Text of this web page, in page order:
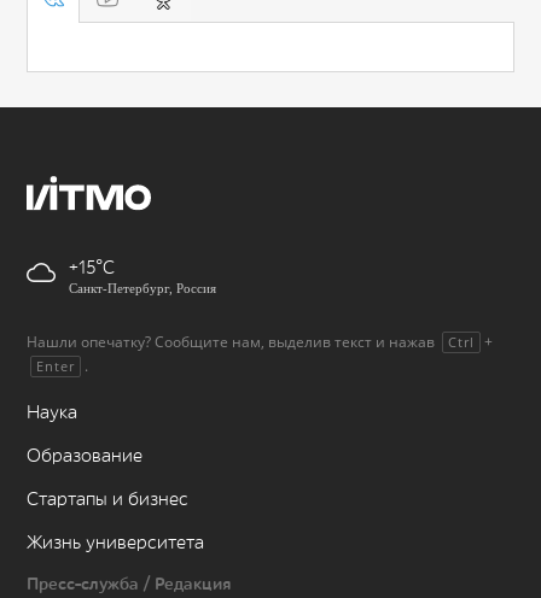
+15
Санкт-Петербург, Россия
Нашли опечатку? Сообщите нам, выделив текст и нажав Ctrl +
Enter .
Наука
Образование
Стартапы и бизнес
Жизнь университета
Пресс-служба / Редакция